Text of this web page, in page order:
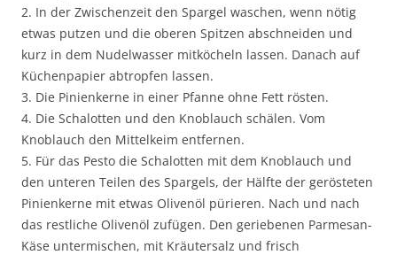
2. In der Zwischenzeit den Spargel waschen, wenn nötig
etwas putzen und die oberen Spitzen abschneiden und
kurz in dem Nudelwasser mitköcheln lassen. Danach auf
Küchenpapier abtropfen lassen.
3. Die Pinienkerne in einer Pfanne ohne Fett rösten.
4. Die Schalotten und den Knoblauch schälen. Vom
Knoblauch den Mittelkeim entfernen.
5. Für das Pesto die Schalotten mit dem Knoblauch und
den unteren Teilen des Spargels, der Hälfte der gerösteten
Pinienkerne mit etwas Olivenöl pürieren. Nach und nach
das restliche Olivenöl zufügen. Den geriebenen Parmesan-
Käse untermischen, mit Kräutersalz und frisch